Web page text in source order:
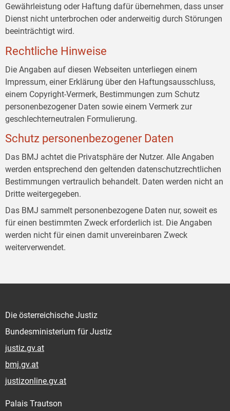
Gewährleistung oder Haftung dafür übernehmen, dass unser
Dienst nicht unterbrochen oder anderweitig durch Störungen
beeinträchtigt wird.
Rechtliche Hinweise
Die Angaben auf diesen Webseiten unterliegen einem
Impressum, einer Erklärung über den Haftungsausschluss,
einem Copyright-Vermerk, Bestimmungen zum Schutz
personenbezogener Daten sowie einem Vermerk zur
geschlechterneutralen Formulierung.
Schutz personenbezogener Daten
Das BMJ achtet die Privatsphäre der Nutzer. Alle Angaben
werden entsprechend den geltenden datenschutzrechtlichen
Bestimmungen vertraulich behandelt. Daten werden nicht an
Dritte weitergegeben.
Das BMJ sammelt personenbezogene Daten nur, soweit es
für einen bestimmten Zweck erforderlich ist. Die Angaben
werden nicht für einen damit unvereinbaren Zweck
weiterverwendet.
Die österreichische Justiz
Bundesministerium für Justiz
justiz.gv.at
bmj.gv.at
justizonline.gv.at
Palais Trautson